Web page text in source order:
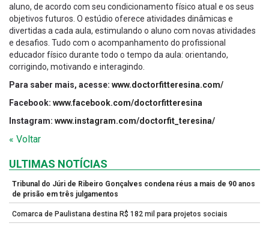
aluno, de acordo com seu condicionamento físico atual e os seus
objetivos futuros. O estúdio oferece atividades dinâmicas e
divertidas a cada aula, estimulando o aluno com novas atividades
e desafios. Tudo com o acompanhamento do profissional
educador físico durante todo o tempo da aula: orientando,
corrigindo, motivando e interagindo.
Para saber mais, acesse: www.doctorfitteresina.com/
Facebook: www.facebook.com/doctorfitteresina
Instagram: www.instagram.com/doctorfit_teresina/
« Voltar
ULTIMAS NOTÍCIAS
Tribunal do Júri de Ribeiro Gonçalves condena réus a mais de 90 anos
de prisão em três julgamentos
Comarca de Paulistana destina R$ 182 mil para projetos sociais